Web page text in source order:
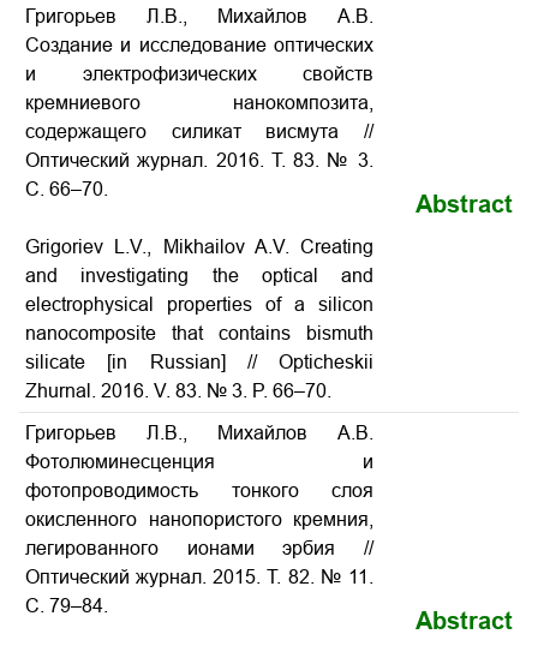
Григорьев Л.В., Михайлов А.В.
Создание и исследование оптических
и электрофизических свойств
кремниевого нанокомпозита,
содержащего силикат висмута //
Оптический журнал. 2016. Т. 83. № 3.
С. 66–70.
Grigoriev L.V., Mikhailov A.V. Creating
and investigating the optical and
electrophysical properties of a silicon
nanocomposite that contains bismuth
silicate
[in Russian] // Opticheskii
Zhurnal. 2016. V. 83. № 3. P. 66–70.
Abstract
Григорьев Л.В., Михайлов А.В.
Фотолюминесценция и
фотопроводимость тонкого слоя
окисленного нанопористого кремния,
легированного ионами эрбия //
Оптический журнал. 2015. Т. 82. № 11.
С. 79–84.
Abstract